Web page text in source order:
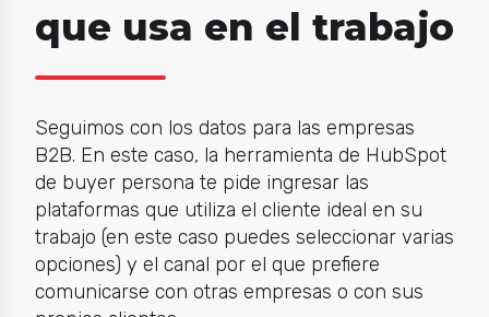
que usa en el trabajo
Seguimos con los datos para las empresas
B2B. En este caso, la herramienta de HubSpot
de buyer persona te pide ingresar las
plataformas que utiliza el cliente ideal en su
trabajo (en este caso puedes seleccionar varias
opciones) y el canal por el que prefiere
comunicarse con otras empresas o con sus